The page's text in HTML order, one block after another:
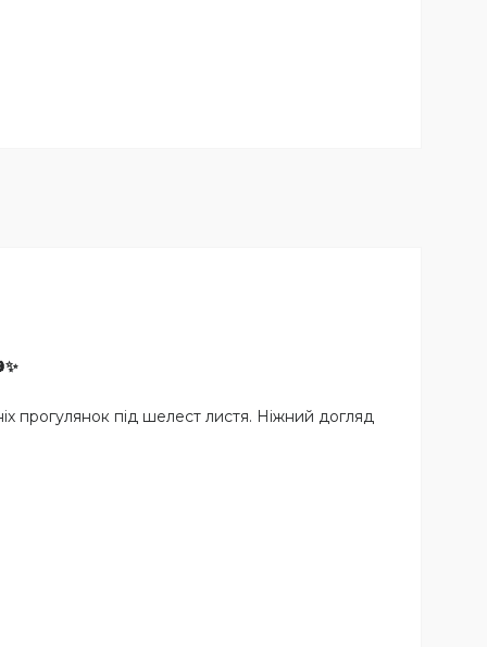
прогулянок під шелест листя. Ніжний догляд